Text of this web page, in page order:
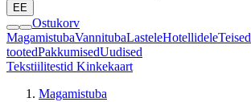
EE
Ostukorv
MagamistubaVannitubaLasteleHotellideleTeised
tootedPakkumisedUudised
Tekstiilitestid Kinkekaart
Magamistuba